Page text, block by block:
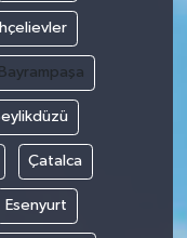
Bayrampaşa
Çatalca
Esenyurt